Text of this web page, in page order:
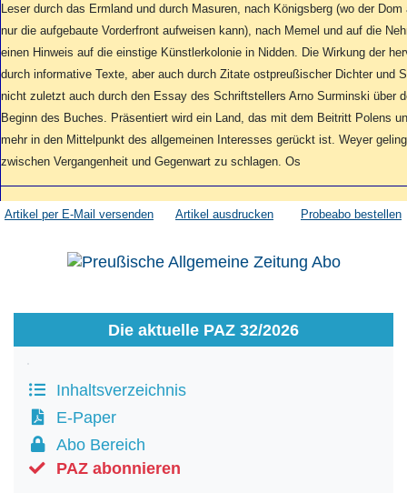
Abo Prämien
Archiv
Mediadaten
Impressum
Datenschutz
Leser durch das Ermland und durch Masuren, nach Königsberg (wo der
nur die aufgebaute Vorderfront aufweisen kann), nach Memel und auf die
einen Hinweis auf die einstige Künstlerkolonie in Nidden. Die Wirkung der
durch informative Texte, aber auch durch Zitate ostpreußischer Dichter und
nicht zuletzt auch durch den Essay des Schriftstellers Arno Surminski über
Beginn des Buches. Präsentiert wird ein Land, das mit dem Beitritt Polens
mehr in den Mittelpunkt des allgemeinen Interesses gerückt ist. Weyer
zwischen Vergangenheit und Gegenwart zu schlagen. Os
Artikel per E-Mail versenden Artikel ausdrucken Probeabo bestellen
Die aktuelle PAZ 32/2026
Inhaltsverzeichnis
E-Paper
Abo Bereich
PAZ abonnieren